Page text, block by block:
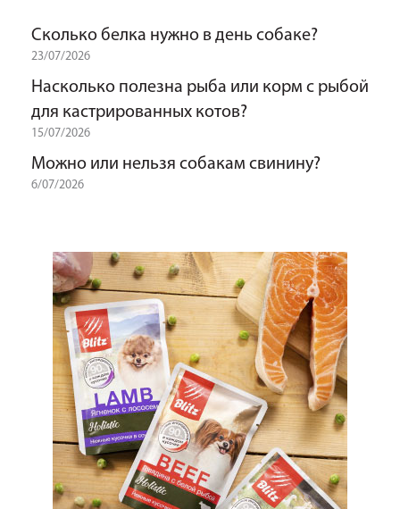
Сколько белка нужно в день собаке?
23/07/2026
Насколько полезна рыба или корм с рыбой
для кастрированных котов?
15/07/2026
Можно или нельзя собакам свинину?
6/07/2026